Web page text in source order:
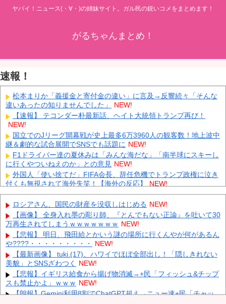
ヤバイ！ニュース(・∀・)の姉妹サイト。ガル民の鋭いコメをまとめます！
がるちゃんまとめ！
速報！
松本まりか「義援金と寄付金の違い」に言及→反響続々「そんな
違いあったの知りませんでした」
NEW!
【速報】 テコンダー朴最新話、ヘイト大統領トランプ再び！
NEW!
国立でのJリーグ開幕戦が史上最多6万3960人の観客数！地上波中
継＆劇的な試合展開でSNSでも話題に NEW!
F1ドライバー達の夏休みは「みんな海だな」「南半球にスキーし
に行くやついねえのか」との意見 NEW!
外国人「使い捨てだ」FIFA会長、辞任危機でトランプ政権に泣き
付くも無視されて海外失笑！【海外の反応】
NEW!
中国人のリウさん、新エネ車で国境越えたら遠隔操作で30時間ロ
ックされる！
NEW!
K-POPアイドルの約半数が3年後には姿を消す…損益分岐点突破
は4％未満 NEW!
彫り師YouTuber・しげち「刺青タトゥー入れてる奴は全員バカで
す」「すごい民度低い」「5000円好きなんすよ、バカって」
【速報】 米農家「流石にこんな値段じゃ、米作り辞める人、出る
んじゃないかなあ？？」 NEW!
【悲報】 中国、橋の欄干が強風一発で粉々に 鉄筋ゼロ 当局「接
着剤でくっつけただけ」「正常で、品質問題はない」
ロシアさん、国民の財産を没収しはじめる NEW!
【画像】 全身入れ墨の彫り師、『とんでもない正論』を吐いて30
万再生されてしまうｗｗｗｗｗｗｗ NEW!
【悲報】 明日、飛田給とかいう謎の場所に行くんやが何があるん
や????・・・・・・・・・
NEW!
【最新画像】 tuki.(17)、ハワイでほぼ全部出し！「隠しきれない
美貌」とSNSざわつく
NEW!
【悲報】イギリス給食から揚げ物消滅→+民「フィッシュ&チップ
スも禁止かよ」ｗｗｗ NEW!
【朗報】Gemini利用8割でChatGPT超え→ニュー速+民「チャッ